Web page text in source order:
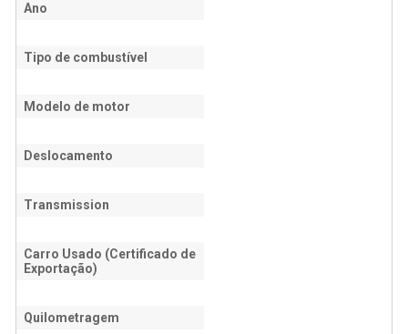
Ano
Tipo de combustível
Modelo de motor
Deslocamento
Transmission
Carro Usado (Certificado de
Exportação)
Quilometragem